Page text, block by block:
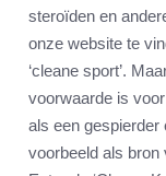
steroïden en
onze website te
‘cleane sport’.
voorwaarde is
als een
voorbeeld als bron